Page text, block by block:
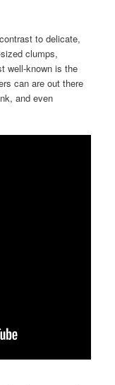
to delicate,
clumps,
well-known is the
can are out there
and even